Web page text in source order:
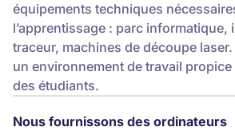
équipements techniques
l’apprentissage : parc informatique,
traceur, machines de découpe
un environnement de travail propice
des étudiants.
Nous fournissons des ordinateurs